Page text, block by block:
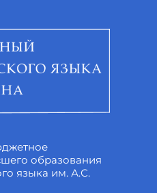
образования
языка им. А.С.